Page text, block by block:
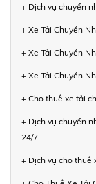
+ Dịch vụ chuyển
+ Xe Tải Chuyển
+ Xe Tải Chuyển
+ Xe Tải Chuyển
+ Cho thuê xe tải
+ Dịch vụ chuyển
24/7
+ Dịch vụ cho thuê